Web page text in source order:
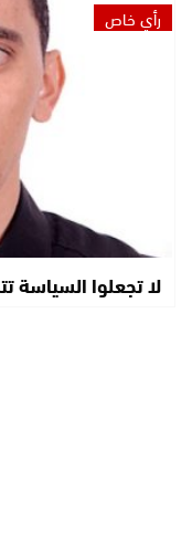
رأي خاص
لا تجعلوا السياسة